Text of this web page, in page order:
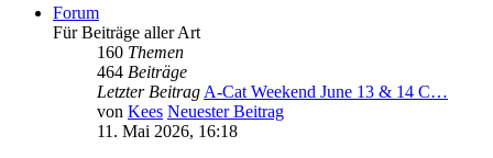
Forum
Für Beiträge aller Art
160 Themen
464 Beiträge
Letzter BeitragA-Cat Weekend June 13 & 14 C…
von Kees Neuester Beitrag
11. Mai 2026, 16:18